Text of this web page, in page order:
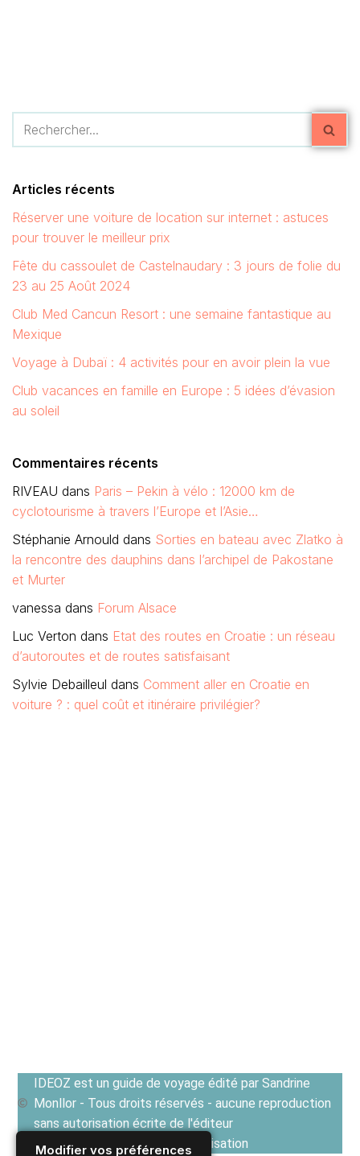
Modifier vos préférences
Articles récents
Réserver une voiture de location sur internet : astuces
pour trouver le meilleur prix
Fête du cassoulet de Castelnaudary : 3 jours de folie du
23 au 25 Août 2024
Club Med Cancun Resort : une semaine fantastique au
Mexique
Voyage à Dubaï : 4 activités pour en avoir plein la vue
Club vacances en famille en Europe : 5 idées d’évasion
au soleil
Commentaires récents
RIVEAU dans Paris – Pekin à vélo : 12000 km de
cyclotourisme à travers l’Europe et l’Asie…
Stéphanie Arnould dans Sorties en bateau avec Zlatko à
la rencontre des dauphins dans l’archipel de Pakostane
et Murter
vanessa dans Forum Alsace
Luc Verton dans Etat des routes en Croatie : un réseau
d’autoroutes et de routes satisfaisant
Sylvie Debailleul dans Comment aller en Croatie en
voiture ? : quel coût et itinéraire privilégier?
IDEOZ est un guide de voyage édité par Sandrine
Monllor - Tous droits réservés - aucune reproduction
sans autorisation écrite de l'éditeur
Voir les Conditions générales d'utilisation